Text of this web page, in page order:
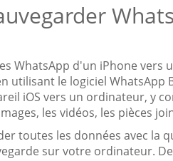
WhatsApp d'un iPhone vers
utilisant le logiciel WhatsApp
iOS vers un ordinateur, y
les vidéos, les pièces
toutes les données avec la
sur votre ordinateur.